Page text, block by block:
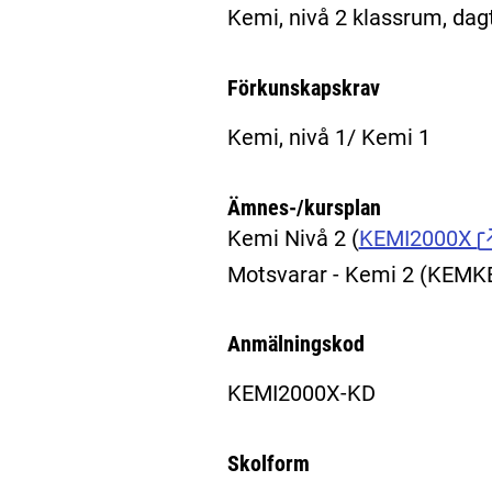
Kemi, nivå 2 klassrum,
Förkunskapskrav
Kemi, nivå 1/ Kemi 1
Ämnes-/kursplan
Kemi Nivå 2 (KEMI2000X
Motsvarar - Kemi 2
Anmälningskod
KEMI2000X-KD
Skolform